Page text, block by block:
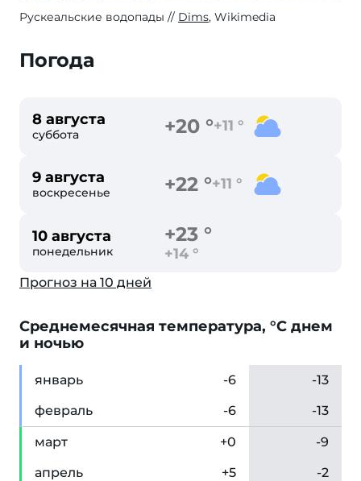
Рускеальские водопады Dims, Wikimedia
Погода
8 августа
суббота +20 °+11 °
9 августа
воскресенье +22 °+11 °
10 августа
понедельник
+23 °
+14 °
Прогноз на 10 дней
Cреднемесячная температура, °C днем
и ночью
январь -6
-13
февраль -6 -13
март +0
-9
апрель +5
-2